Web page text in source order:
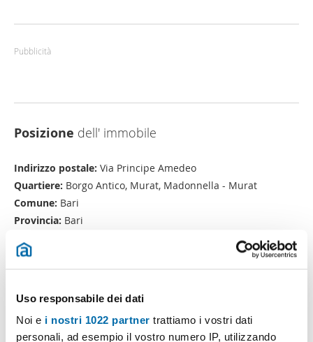
Uso responsabile dei dati
Noi e i nostri 1022 partner trattiamo i vostri dati
personali, ad esempio il vostro numero IP, utilizzando
Pubblicità
Posizione dell' immobile
Indirizzo postale: Via Principe Amedeo
Quartiere: Borgo Antico, Murat, Madonnella - Murat
Comune: Bari
Provincia: Bari